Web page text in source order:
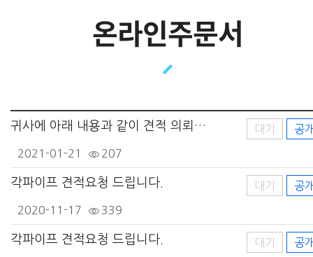
온라인주문서
귀사에 아래 내용과 같이 견적 의뢰들이게 되어 반갑습니다. 대기 공
2021-01-21 207
각파이프 견적요청 드립니다. 대기 공
2020-11-17 339
각파이프 견적요청 드립니다. 대기 공